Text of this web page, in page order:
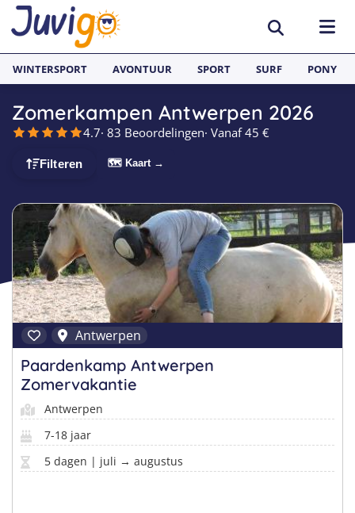
BESTEMMINGEN
België
Duitsland
Zweden
Portugal
Frankrijk
Italië
Malta
Nederland
Buitenland
SURFKAMPEN
Surfkampen Frankrijk
Surfkampen Spanje
Surfkampen Portugal
Surfkampen Nederland
Surfkampen Sri Lanka
Surfkampen Buitenland
Surfkampen 18+
TAALVAKANTIES
Alle Juvigo Taalreizen
Taalvakanties Frans
Taalvakanties Engels
Taalvakanties Spaans
Taalvakanties Nederlands
Taalvakanties Duits
Taalvakanties Italiaans
GROEPSREIZEN
Jongeren
Jongvolwassenen
Volwassenen
WINTERSPORT AVONTUUR SPORT SURF PONY
Zomerkampen Antwerpen 2026
4.7· 83 Beoordelingen· Vanaf 45 €
Filteren 🗺 Kaart →
Antwerpen
Paardenkamp Antwerpen
Zomervakantie
Antwerpen
7-18 jaar
5 dagen | juli → augustus